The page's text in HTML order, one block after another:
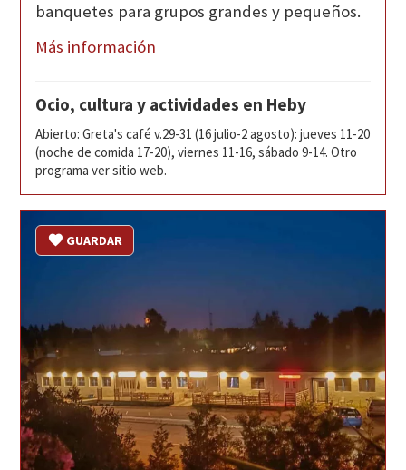
banquetes para grupos grandes y pequeños.
Más información
Ocio, cultura y actividades en Heby
Abierto: Greta's café v.29-31 (16 julio-2 agosto): jueves 11-20
(noche de comida 17-20), viernes 11-16, sábado 9-14. Otro
programa ver sitio web.
GUARDAR